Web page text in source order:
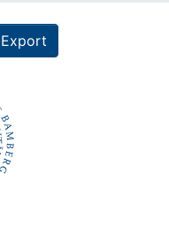
Export